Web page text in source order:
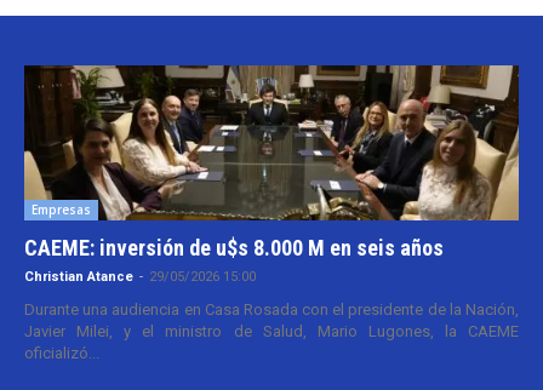
Empresas
CAEME: inversión de u$s 8.000 M en seis años
Christian Atance - 29/05/2026 15:00
Durante una audiencia en Casa Rosada con el presidente de la Nación,
Javier Milei, y el ministro de Salud, Mario Lugones, la CAEME
oficializó...